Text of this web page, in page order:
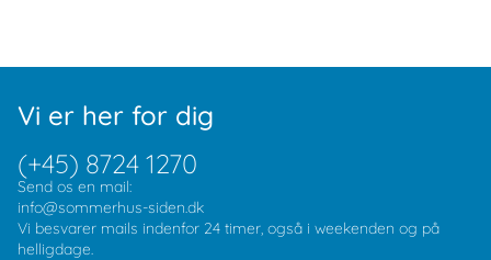
Vi er her for dig
(+45) 8724 1270
Send os en mail:
info@sommerhus-siden.dk
Vi besvarer mails indenfor 24 timer, også i weekenden og på
helligdage.